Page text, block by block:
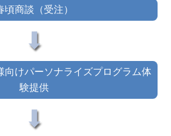
頃商談 （受注）
⬇
向けパーソナライズプログラム体
験提供
⬇